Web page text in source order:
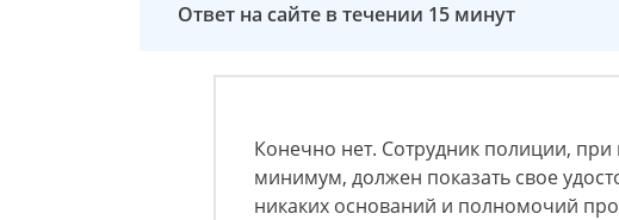
Ответ на сайте в течении 15 минут
Конечно нет. Сотрудник полиции, при
минимум, должен показать свое
никаких оснований и полномочий